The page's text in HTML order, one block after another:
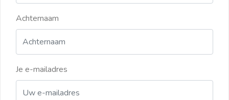
Achternaam
Je e-mailadres